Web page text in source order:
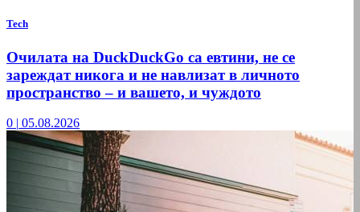
Tech
Очилата на DuckDuckGo са евтини, не се
зареждат никога и не навлизат в личното
пространство – и вашето, и чуждото
0 | 05.08.2026